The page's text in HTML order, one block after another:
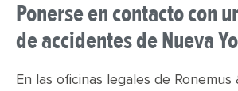
Ponerse en contacto con
de accidentes de Nueva
En las oficinas legales de Ronemus